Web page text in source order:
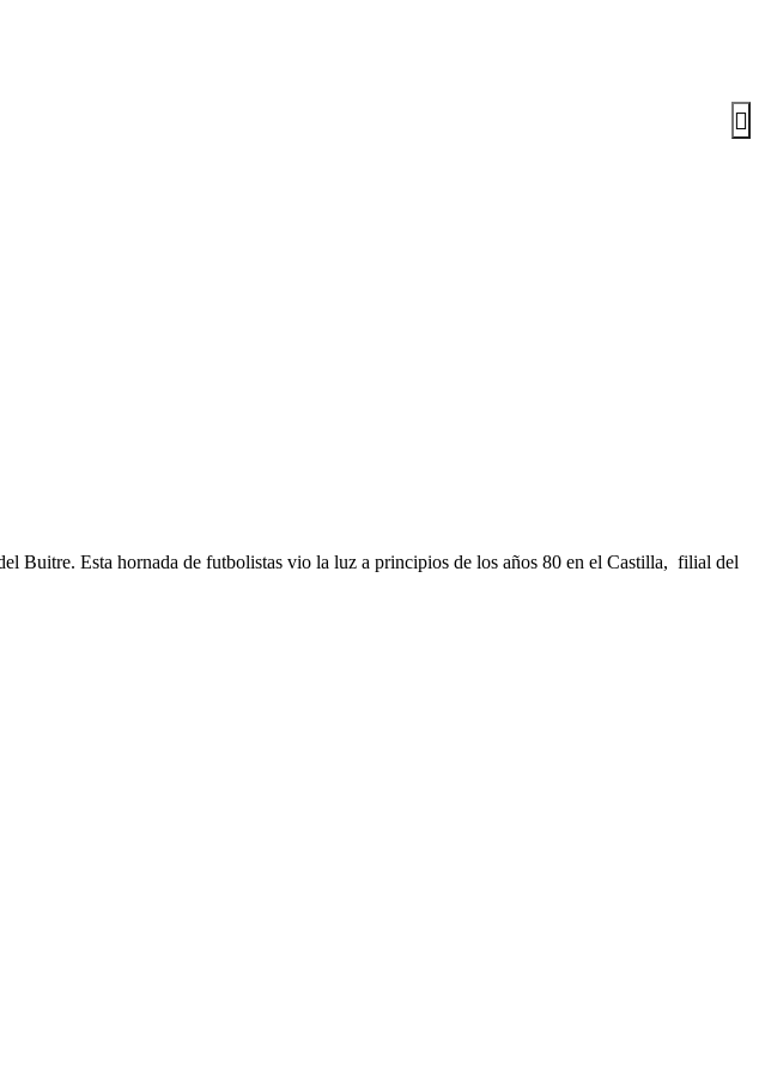
Buitre. Esta hornada de futbolistas vio la luz a principios de los años 80 en el Castilla, filial del